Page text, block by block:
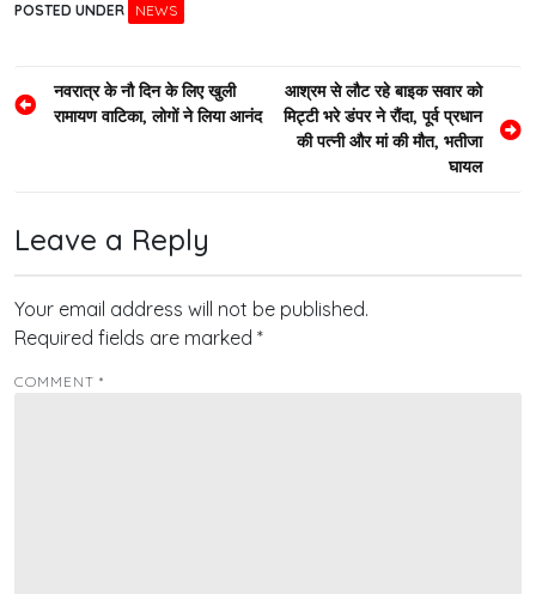
POSTED UNDER NEWS
Post
navigation
नवरात्र के नौ दिन के लिए खुली
रामायण वाटिका, लोगों ने लिया आनंद
आश्रम से लौट रहे बाइक सवार को
मिट्टी भरे डंपर ने रौंदा, पूर्व प्रधान
की पत्नी और मां की मौत, भतीजा
घायल
Leave a Reply
Your email address will not be published.
Required fields are marked *
COMMENT *